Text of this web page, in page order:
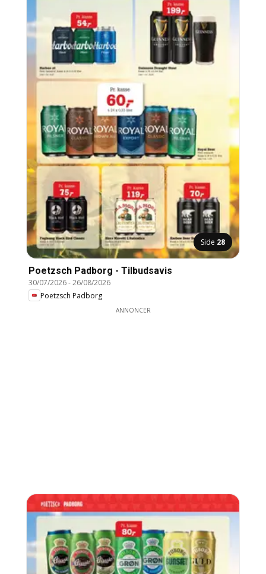
Side 28
Poetzsch Padborg - Tilbudsavis
30/07/2026-26/08/2026
Poetzsch Padborg
ANNONCER